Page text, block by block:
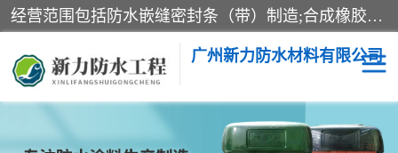
经营范围包括防水嵌缝密封条（带）制造;合成橡胶制造（监控化学品、危险化学品除外）;沥青混合物制造;防水胶粘带制造;其他合成材料制造（监控化学品、危险化学品除外）;涂料制造（监控化学品、危险化学品除外）;建筑结构防水补漏;防水建筑材料制造;粘合剂制造（监控化学品、危险化学品除外）;涂料零售;广州新力防水材料有限公司具有1处分支机构。
广州新力防水材料有限公司